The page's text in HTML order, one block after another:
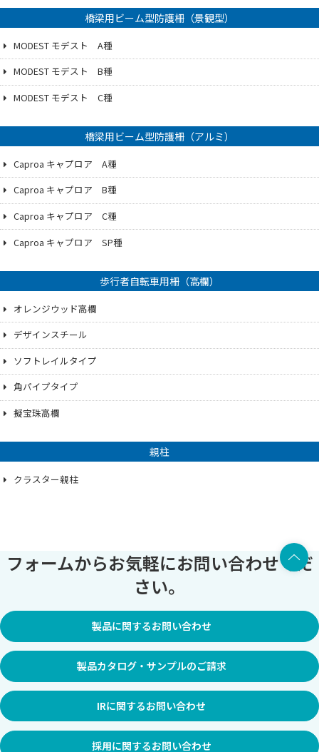
橋梁用ビーム型防護柵（景観型）
MODEST モデスト A種
MODEST モデスト B種
MODEST モデスト C種
橋梁用ビーム型防護柵（アルミ）
Caproa キャプロア A種
Caproa キャプロア B種
Caproa キャプロア C種
Caproa キャプロア SP種
歩行者自転車用柵（高欄）
オレンジウッド高欄
デザインスチール
ソフトレイルタイプ
角パイプタイプ
擬宝珠高欄
親柱
クラスター親柱
フォームからお気軽にお問い合わせくだ
さい。
製品に関するお問い合わせ
製品カタログ・サンプルのご請求
IRに関するお問い合わせ
採用に関するお問い合わせ